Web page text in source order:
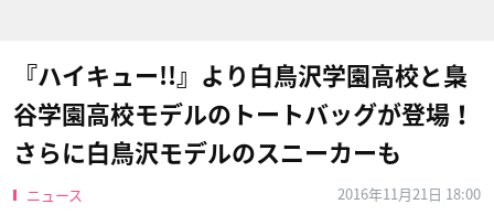
『ハイキュー!!』より白鳥沢学園高校と梟
谷学園高校モデルのトートバッグが登場！
さらに白鳥沢モデルのスニーカーも
ニュース
2016年11月21日 18:00